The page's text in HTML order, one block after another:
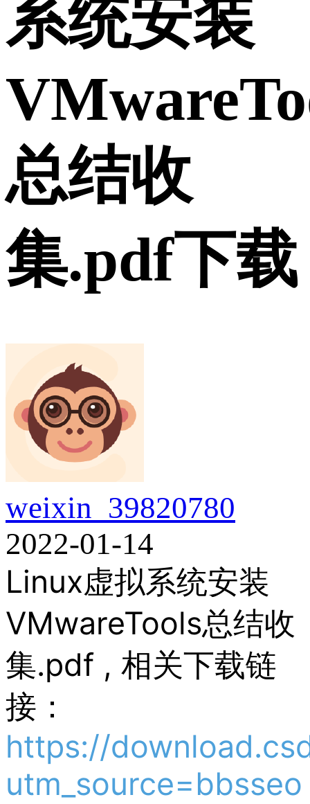
系统安装
总结收
集.pdf下载
weixin_39820780
2022-01-14
Linux虚拟系统安装
VMwareTools总结收
集.pdf , 相关下载链
接：
https://
utm_source=bbsseo